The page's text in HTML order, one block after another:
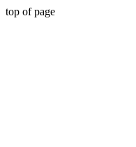
top of page